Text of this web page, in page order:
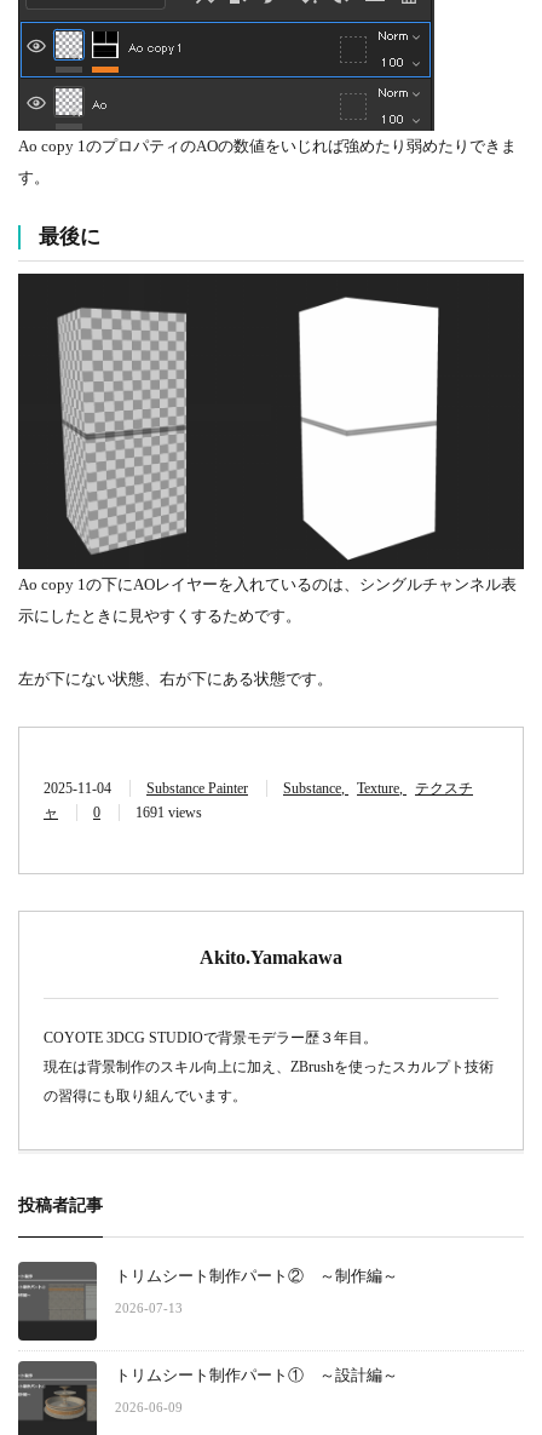
Ao copy 1のプロパティのAOの数値をいじれば強めたり弱めたりできま
す。
最後に
Ao copy 1の下にAOレイヤーを入れているのは、シングルチャンネル表
示にしたときに見やすくするためです。
左が下にない状態、右が下にある状態です。
2025-11-04 Substance Painter Substance Texture
テクスチ
ャ
0 1691 views
Akito.Yamakawa
COYOTE 3DCG STUDIOで背景モデラー歴３年目。
現在は背景制作のスキル向上に加え、ZBrushを使ったスカルプト技術
の習得にも取り組んでいます。
投稿者記事
トリムシート制作パート② ～制作編～
2026-07-13
トリムシート制作パート① ～設計編～
2026-06-09